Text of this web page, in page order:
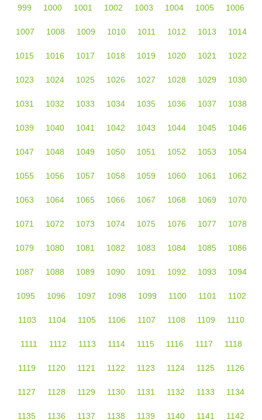
999 1000 1001 1002 1003 1004 1005 1006
1007 1008 1009 1010 1011 1012 1013 1014
1015 1016 1017 1018 1019 1020 1021 1022
1023 1024 1025 1026 1027 1028 1029 1030
1031 1032 1033 1034 1035 1036 1037 1038
1039 1040 1041 1042 1043 1044 1045 1046
1047 1048 1049 1050 1051 1052 1053 1054
1055 1056 1057 1058 1059 1060 1061 1062
1063 1064 1065 1066 1067 1068 1069 1070
1071 1072 1073 1074 1075 1076 1077 1078
1079 1080 1081 1082 1083 1084 1085 1086
1087 1088 1089 1090 1091 1092 1093 1094
1095 1096 1097 1098 1099 1100 1101 1102
1103 1104 1105 1106 1107 1108 1109 1110
1111 1112 1113 1114 1115 1116 1117 1118
1119 1120 1121 1122 1123 1124 1125 1126
1127 1128 1129 1130 1131 1132 1133 1134
1135 1136 1137 1138 1139 1140 1141 1142